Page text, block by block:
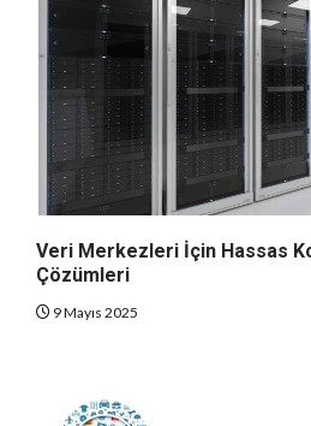
Veri Merkezleri İçin Hassas
Çözümleri
9 Mayıs 2025